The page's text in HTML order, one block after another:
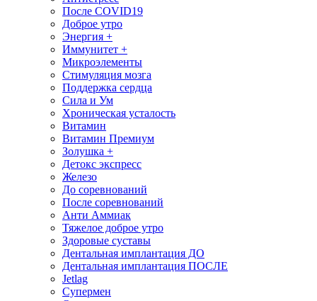
После COVID19
Доброе утро
Энергия +
Иммунитет +
Микроэлементы
Стимуляция мозга
Поддержка сердца
Сила и Ум
Хроническая усталость
Витамин
Витамин Премиум
Золушка +
Детокс экспресс
Железо
До соревнований
После соревнований
Анти Аммиак
Тяжелое доброе утро
Здоровые суставы
Дентальная имплантация ДО
Дентальная имплантация ПОСЛЕ
Jetlag
Супермен